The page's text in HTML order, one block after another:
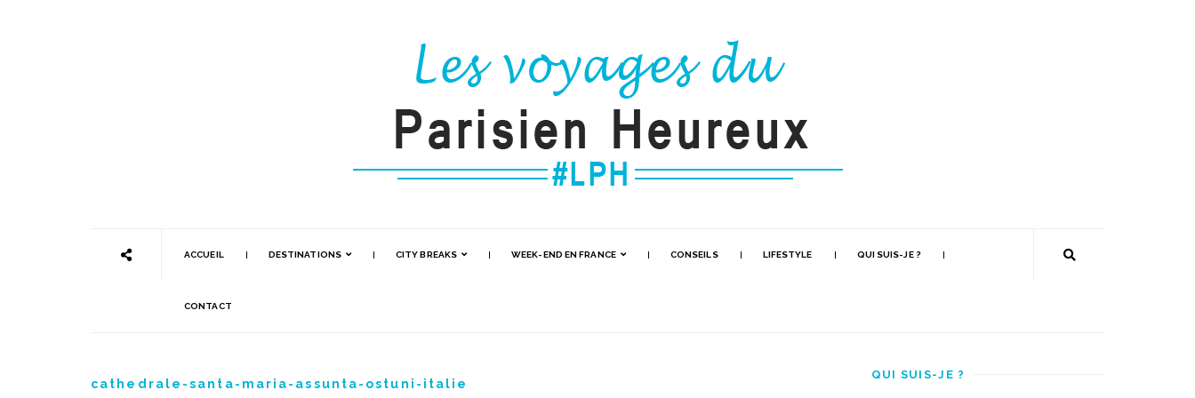
ACCUEIL DESTINATIONS CITY BREAKS WEEK-END EN FRANCE CONSEILS LIFESTYLE QUI SUIS-JE ?
CONTACT
cathedrale-santa-maria-assunta-ostuni-italie
QUI SUIS-JE ?